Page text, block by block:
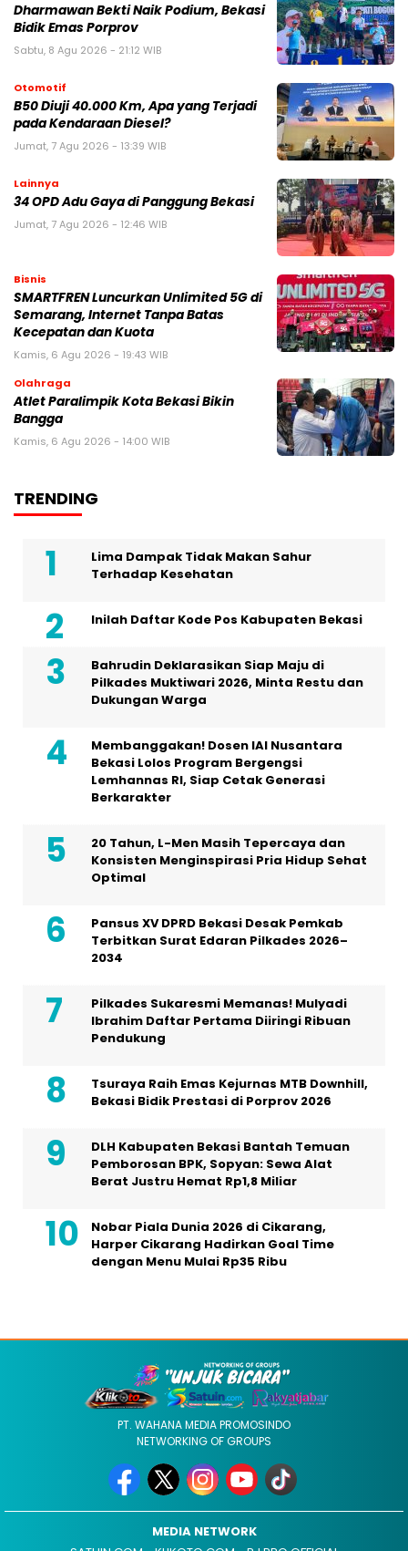
Dharmawan Bekti Naik Podium, Bekasi
Bidik Emas Porprov
Sabtu, 8 Agu 2026 - 21:12 WIB
Otomotif
B50 Diuji 40.000 Km, Apa yang Terjadi
pada Kendaraan Diesel?
Jumat, 7 Agu 2026 - 13:39 WIB
Lainnya
34 OPD Adu Gaya di Panggung Bekasi
Jumat, 7 Agu 2026 - 12:46 WIB
Bisnis
SMARTFREN Luncurkan Unlimited 5G di
Semarang, Internet Tanpa Batas
Kecepatan dan Kuota
Kamis, 6 Agu 2026 - 19:43 WIB
Olahraga
Atlet Paralimpik Kota Bekasi Bikin
Bangga
Kamis, 6 Agu 2026 - 14:00 WIB
TRENDING
Lima Dampak Tidak Makan Sahur
Terhadap Kesehatan
Inilah Daftar Kode Pos Kabupaten Bekasi
Bahrudin Deklarasikan Siap Maju di
Pilkades Muktiwari 2026, Minta Restu dan
Dukungan Warga
Membanggakan! Dosen IAI Nusantara
Bekasi Lolos Program Bergengsi
Lemhannas RI, Siap Cetak Generasi
Berkarakter
20 Tahun, L-Men Masih Tepercaya dan
Konsisten Menginspirasi Pria Hidup Sehat
Optimal
Pansus XV DPRD Bekasi Desak Pemkab
Terbitkan Surat Edaran Pilkades 2026–
2034
Pilkades Sukaresmi Memanas! Mulyadi
Ibrahim Daftar Pertama Diiringi Ribuan
Pendukung
Tsuraya Raih Emas Kejurnas MTB Downhill,
Bekasi Bidik Prestasi di Porprov 2026
DLH Kabupaten Bekasi Bantah Temuan
Pemborosan BPK, Sopyan: Sewa Alat
Berat Justru Hemat Rp1,8 Miliar
Nobar Piala Dunia 2026 di Cikarang,
Harper Cikarang Hadirkan Goal Time
dengan Menu Mulai Rp35 Ribu
PT. WAHANA MEDIA PROMOSINDO
NETWORKING OF GROUPS
MEDIA NETWORK